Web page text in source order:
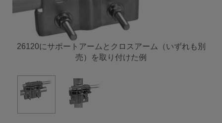
26120にサポートアームとクロスアーム（いずれも別
売）を取り付けた例